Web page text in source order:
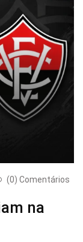
(0) Comentários
na